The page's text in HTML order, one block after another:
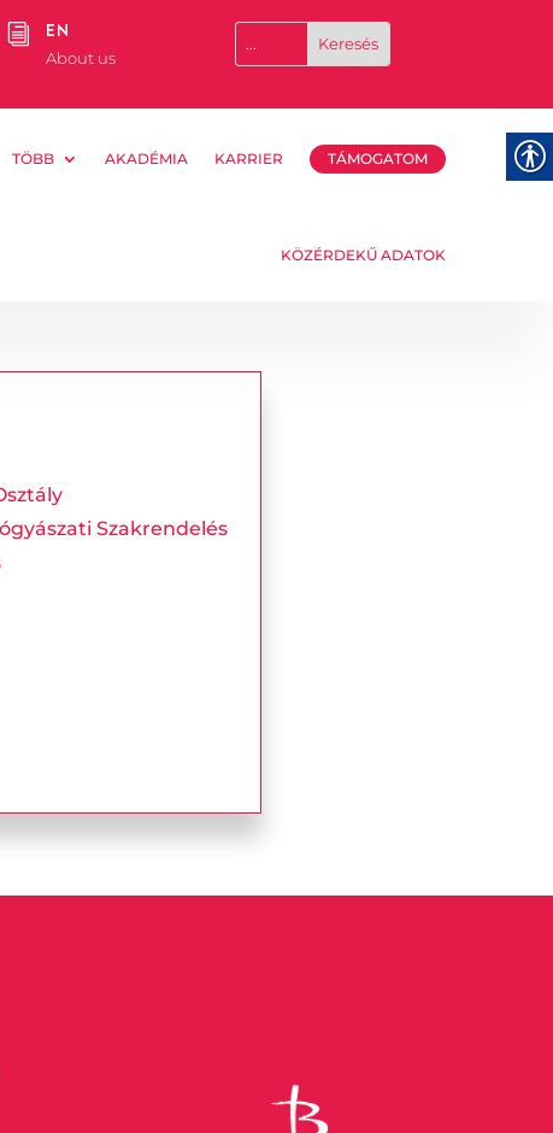
i EN
About us
TÖBB AKADÉMIA KARRIER TÁMOGATOM
KÖZÉRDEKŰ ADATOK
Szakrendelés